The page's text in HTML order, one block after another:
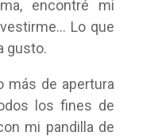
encontré mi
Lo que
gusto.
más de apertura
los fines de
mi pandilla de